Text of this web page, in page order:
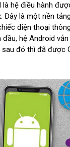
là hệ điều hành
Đây là một nền
điện thoại
hệ Android
đó thì đã được